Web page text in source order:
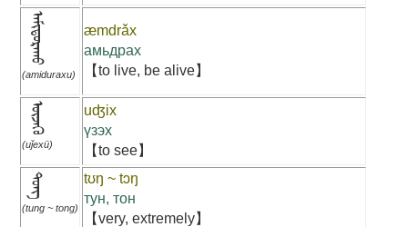
ᠠᠮᠢᠳᠤᠷᠠᠬᠤ
(amiduraxu)
æmdrǎx
амьдрах
【to live, be alive】
ᠦᠵᠡᠬᠦ
(uǰexü)
uʤix
үзэх
【to see】
ᠲᠣᠩ
(tung ~ tong)
tʊŋ ~ tɔŋ
тун, тон
【very, extremely】